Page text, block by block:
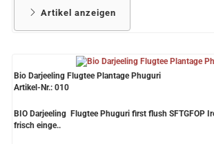
Artikel anzeigen
Bio Darjeeling Flugtee Plantage Phuguri
Artikel-Nr.: 010
BIO Darjeeling Flugtee Phuguri first flush SFTGFOP
frisch einge..